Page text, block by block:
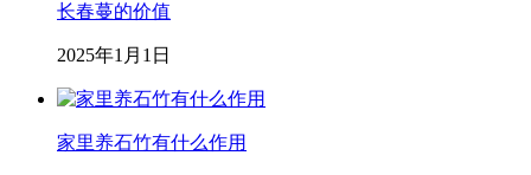
长春蔓的价值
2025年1月1日
家里养石竹有什么作用